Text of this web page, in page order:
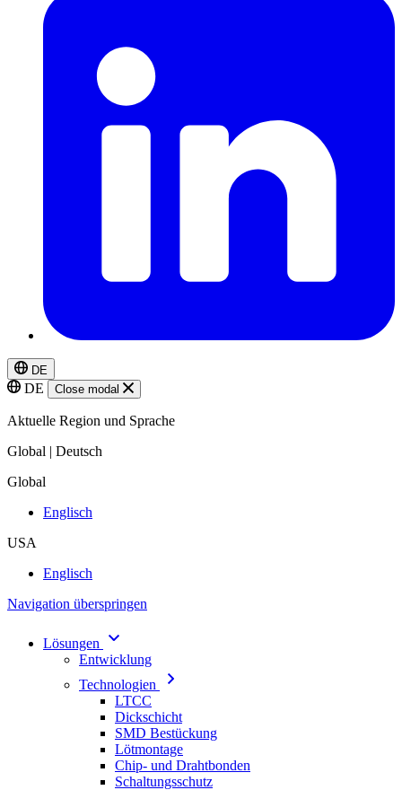
DE
DE Close modal
Aktuelle Region und Sprache
Global | Deutsch
Global
Englisch
USA
Englisch
Navigation überspringen
Lösungen
Entwicklung
Technologien
LTCC
Dickschicht
SMD Bestückung
Lötmontage
Chip- und Drahtbonden
Schaltungsschutz